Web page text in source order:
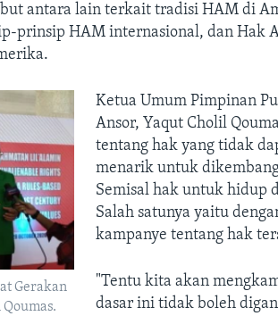
antara lain terkait tradisi HAM di
prinsip HAM internasional, dan Hak
Gerakan
Ketua Umum Pimpinan
Ansor, Yaqut Cholil
tentang hak yang tidak
menarik untuk
Semisal hak untuk hidup
Salah satunya yaitu
kampanye tentang hak
"Tentu kita akan
dasar ini tidak boleh